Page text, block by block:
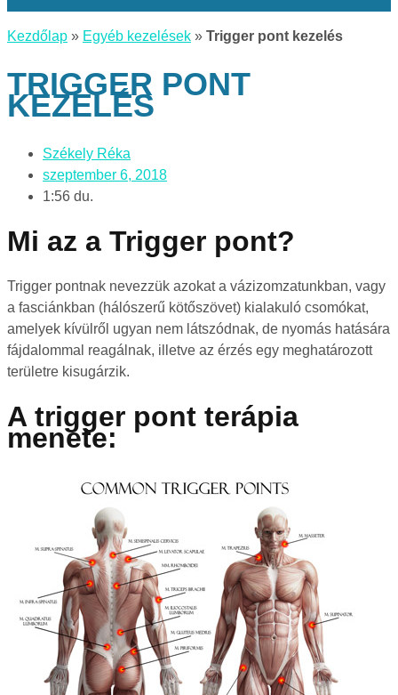
Kezdőlap » Egyéb kezelések » Trigger pont kezelés
TRIGGER PONT
KEZELÉS
Székely Réka
szeptember 6, 2018
1:56 du.
Mi az a Trigger pont?
Trigger pontnak nevezzük azokat a vázizomzatunkban, vagy
a fasciánkban (hálószerű kötőszövet) kialakuló csomókat,
amelyek kívülről ugyan nem látszódnak, de nyomás hatására
fájdalommal reagálnak, illetve az érzés egy meghatározott
területre kisugárzik.
A trigger pont terápia
menete: